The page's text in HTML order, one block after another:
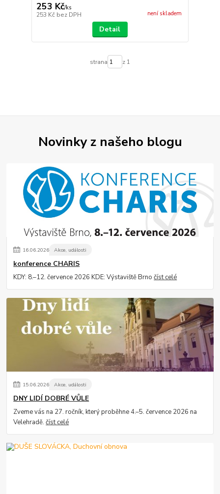
253 Kč/ks
253 Kč bez DPH není skladem
Detail
strana z 1
Novinky z našeho blogu
16.06.2026 Akce, události
konference CHARIS
KDY: 8.–12. července 2026 KDE: Výstaviště Brnočíst celé
15.06.2026 Akce, události
DNY LIDÍ DOBRÉ VŮLE
Zveme vás na 27. ročník, který proběhne 4.–5. července 2026 na
Velehradě.číst celé